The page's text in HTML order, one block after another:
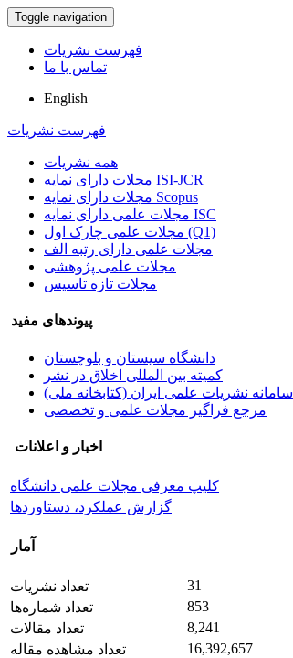
Toggle navigation
فهرست نشریات
تماس با ما
English
فهرست نشریات
همه نشریات
مجلات دارای نمایه ISI-JCR
مجلات دارای نمایه Scopus
مجلات علمی دارای نمایه ISC
مجلات علمی چارک اول (Q1)
مجلات علمی دارای رتبه الف
مجلات علمی پژوهشی
مجلات تازه تاسیس
پیوندهای مفید
دانشگاه سیستان و بلوچستان
کمیته بین المللی اخلاق در نشر
سامانه نشریات علمی ایران (کتابخانه ملی)
مرجع فراگیر مجلات علمی و تخصصی
اخبار و اعلانات
کلیپ معرفی مجلات علمی دانشگاه
گزارش عملکرد، دستاوردها
آمار
تعداد نشریات
31
تعداد شماره‌ها
853
تعداد مقالات
8,241
تعداد مشاهده مقاله
16,392,657